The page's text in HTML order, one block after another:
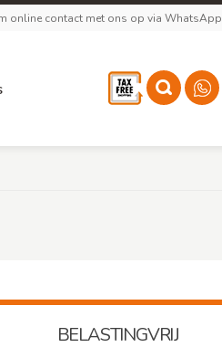
online contact met ons op via WhatsApp
BELASTINGVRIJ